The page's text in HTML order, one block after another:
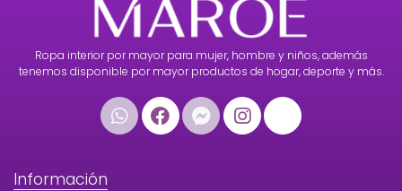
Ropa interior por mayor para mujer, hombre y niños, además
tenemos disponible por mayor productos de hogar, deporte y más.
Información